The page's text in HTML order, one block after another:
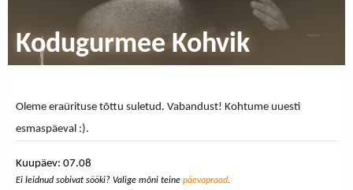
Kodugurmee Kohvik
Oleme eraürituse tõttu suletud. Vabandust! Kohtume uuesti
esmaspäeval :).
Kuupäev: 07.08
Ei leidnud sobivat sööki? Valige mõni teine päevapraad.